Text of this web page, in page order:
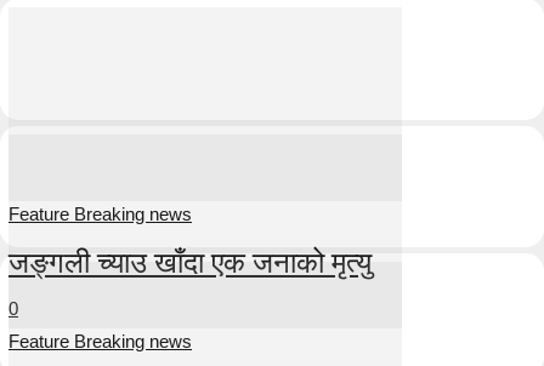
Feature Breaking news
जङ्गली च्याउ खाँदा एक जनाको मृत्यु
0
Feature Breaking news